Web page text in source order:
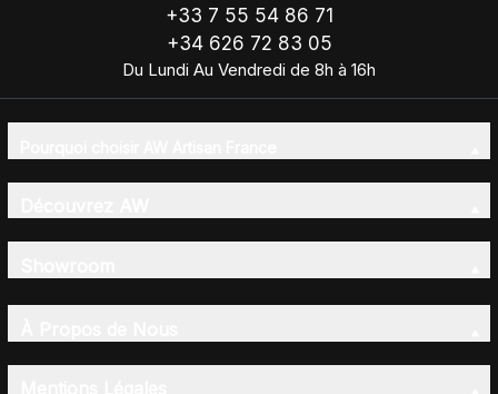
+33 7 55 54 86 71
+34 626 72 83 05
Du Lundi Au Vendredi de 8h à 16h